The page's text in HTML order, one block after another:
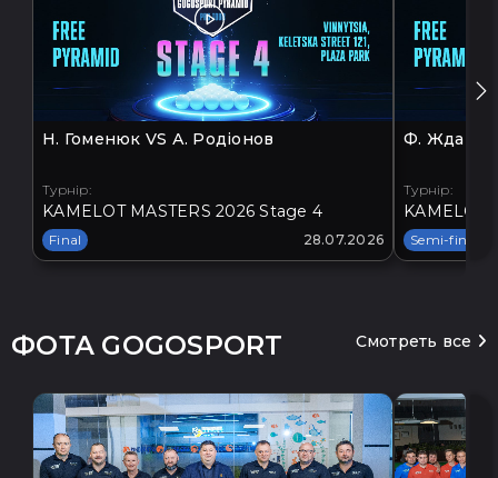
Н. Гоменюк VS А. Родіонов
Турнір:
KAMELOT MASTERS 2026 Stage 4
Final 28.07.2026
Ф. Жданов
Турнір:
KAMELOT
Semi-final
ФОТА GOGOSPORT Смотреть все